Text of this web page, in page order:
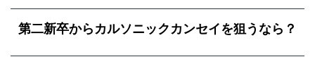
第二新卒からカルソニックカンセイを狙うなら？